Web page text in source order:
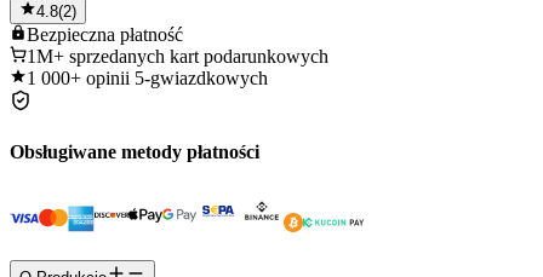
4.8(2)
Bezpieczna płatność
1M+ sprzedanych kart podarunkowych
1 000+ opinii 5-gwiazdkowych
Obsługiwane metody płatności